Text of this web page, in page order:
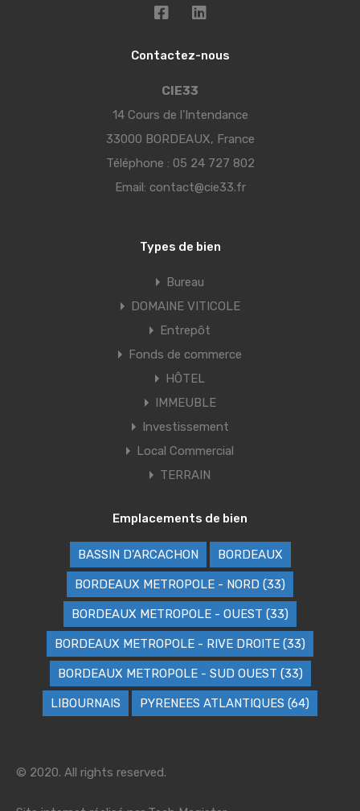
Contactez-nous
CIE33
14 Cours de l’Intendance
33000 BORDEAUX, France
Téléphone : 05 24 727 802
Email: contact@cie33.fr
Types de bien
Bureau
DOMAINE VITICOLE
Entrepôt
Fonds de commerce
HÔTEL
IMMEUBLE
Investissement
Local Commercial
TERRAIN
Emplacements de bien
BASSIN D'ARCACHON BORDEAUX
BORDEAUX METROPOLE - NORD (33)
BORDEAUX METROPOLE - OUEST (33)
BORDEAUX METROPOLE - RIVE DROITE (33)
BORDEAUX METROPOLE - SUD OUEST (33)
LIBOURNAIS PYRENEES ATLANTIQUES (64)
© 2020. All rights reserved.